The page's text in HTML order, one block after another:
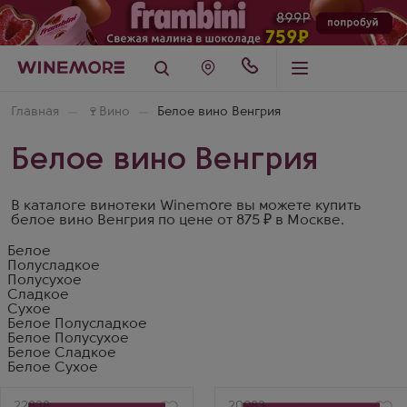
Главная 🍷 Вино Белое вино Венгрия
Белое вино Венгрия
В каталоге винотеки Winemore вы можете купить
белое вино Венгрия по цене от 875 ₽ в Москве.
Белое
Полусладкое
Полусухое
Сладкое
Сухое
Белое Полусладкое
Белое Полусухое
Белое Сладкое
Белое Сухое